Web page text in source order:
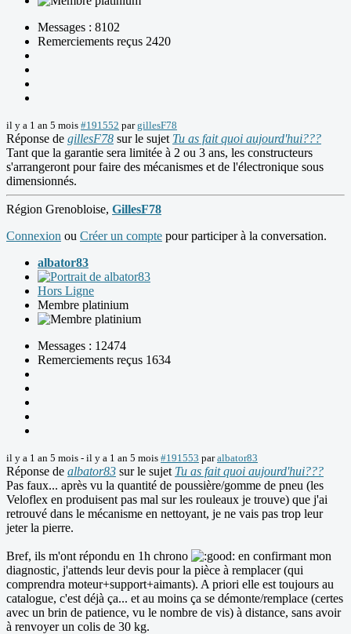
Messages : 8102
Remerciements reçus 2420
il y a 1 an 5 mois #191552 pargillesF78
Réponse de gillesF78 sur le sujet Tu as fait quoi aujourd'hui???
Tant que la garantie sera limitée à 2 ou 3 ans, les constructeurs
s'arrangeront pour faire des mécanismes et de l'électronique sous
dimensionnés.
Région Grenobloise, GillesF78
Connexion ou Créer un compte pour participer à la conversation.
albator83
Hors Ligne
Membre platinium
Messages : 12474
Remerciements reçus 1634
il y a 1 an 5 mois - il y a 1 an 5 mois #191553 paralbator83
Réponse de albator83 sur le sujet Tu as fait quoi aujourd'hui???
Pas faux... après vu la quantité de poussière/gomme de pneu (les
Veloflex en produisent pas mal sur les rouleaux je trouve) que j'ai
retrouvé dans le mécanisme en nettoyant, je ne vais pas trop leur
jeter la pierre.
Bref, ils m'ont répondu en 1h chrono
en confirmant mon
diagnostic, j'attends leur devis pour la pièce à remplacer (qui
comprendra moteur+support+aimants). A priori elle est toujours au
catalogue, c'est déjà ça... et au moins ça se démonte/remplace (certes
avec un brin de patience, vu le nombre de vis) à distance, sans avoir
à renvoyer un colis de 30 kg.